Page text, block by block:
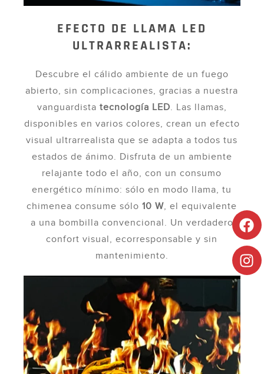
EFECTO DE LLAMA LED
ULTRARREALISTA:
Descubre el cálido ambiente de un fuego
abierto, sin complicaciones, gracias a nuestra
vanguardista tecnología LED. Las llamas,
disponibles en varios colores, crean un efecto
visual ultrarrealista que se adapta a todos tus
estados de ánimo. Disfruta de un ambiente
relajante todo el año, con un consumo
energético mínimo: sólo en modo llama, tu
chimenea consume sólo10 W, el equivalente
a una bombilla convencional. Un verdadero
confort visual, ecorresponsable y sin
mantenimiento.